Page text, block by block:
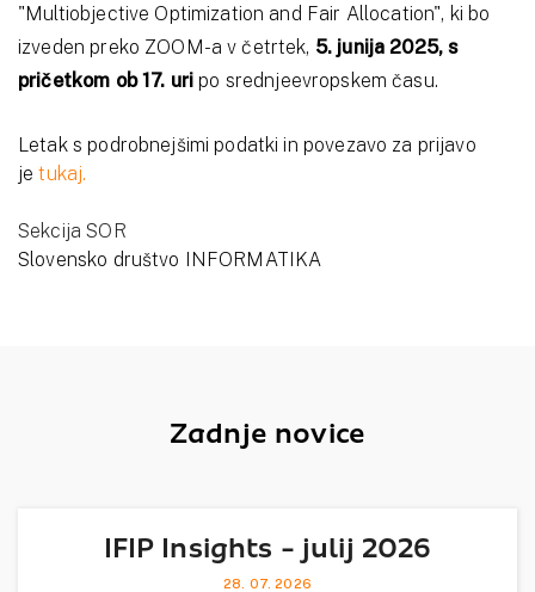
"Multiobjective Optimization and Fair Allocation", ki bo
izveden preko ZOOM-a v četrtek, 5. junija 2025, s
pričetkom ob 17. uripo srednjeevropskem času.
Letak s podrobnejšimi podatki in povezavo za prijavo
jetukaj.
Sekcija SOR
Slovensko društvo INFORMATIKA
Zadnje novice
IFIP Insights - julij 2026
28. 07. 2026